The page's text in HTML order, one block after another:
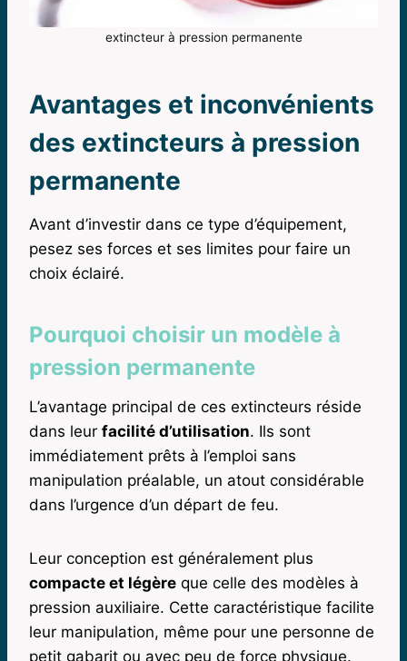
extincteur à pression permanente
Avantages et inconvénients
des extincteurs à pression
permanente
Avant d’investir dans ce type d’équipement,
pesez ses forces et ses limites pour faire un
choix éclairé.
Pourquoi choisir un modèle à
pression permanente
L’avantage principal de ces extincteurs réside
dans leur facilité d’utilisation. Ils sont
immédiatement prêts à l’emploi sans
manipulation préalable, un atout considérable
dans l’urgence d’un départ de feu.
Leur conception est généralement plus
compacte et légère que celle des modèles à
pression auxiliaire. Cette caractéristique facilite
leur manipulation, même pour une personne de
petit gabarit ou avec peu de force physique.